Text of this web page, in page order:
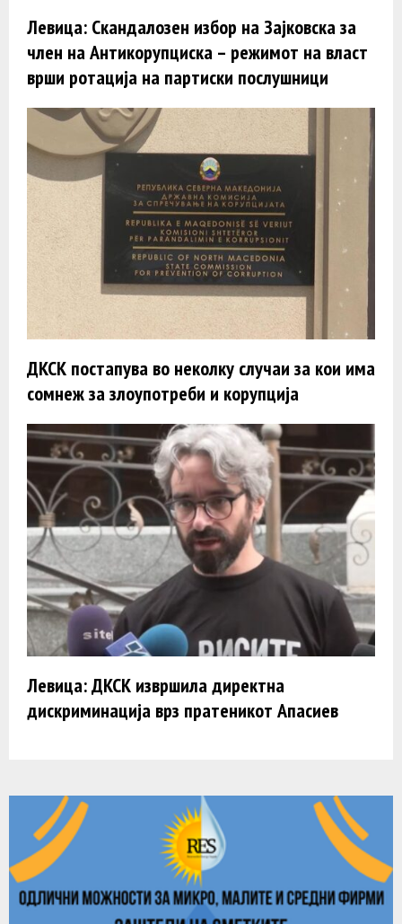
Левица: Скандалозен избор на Зајковска за
член на Антикорупциска – режимот на власт
врши ротација на партиски послушници
ДКСК постапува во неколку случаи за кои има
сомнеж за злоупотреби и корупција
Левица: ДКСК извршила директна
дискриминација врз пратеникот Апасиев